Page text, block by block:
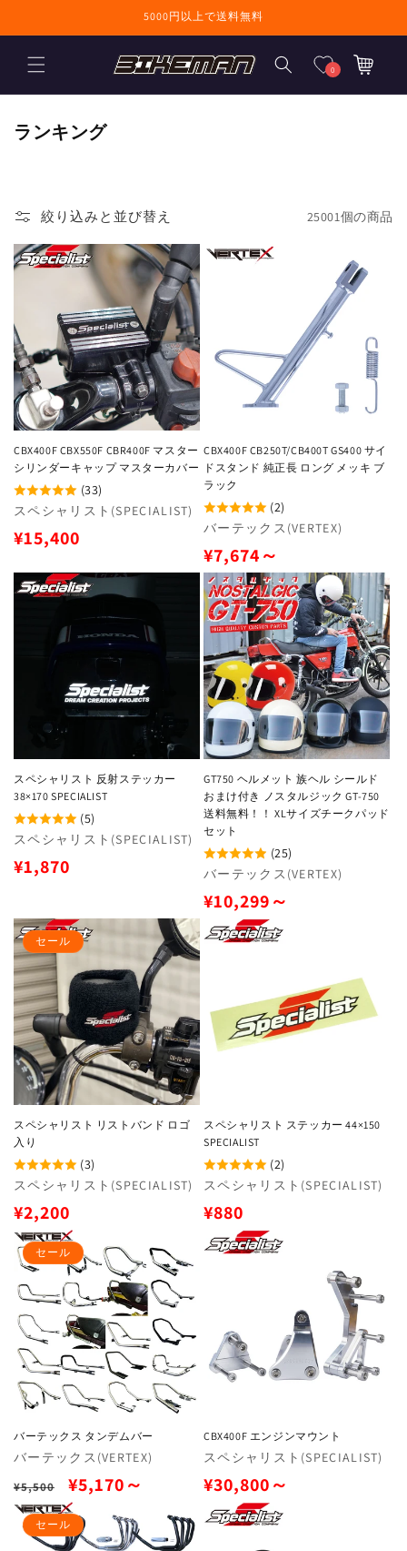
5000円以上で送料無料
0
カ
ー
コ
シ
ョ
ン
ランキング
絞り込みと並び替え 25001個の商品
CBX400F CBX550F CBR400F マスター
シリンダーキャップ マスターカバー
(33)
販
売
元:
スペシャリスト(SPECIALIST)
通
価
¥15,400
CBX400F CB250T/CB400T GS400 サイ
ドスタンド 純正長 ロング メッキ ブ
ラック
(2)
販
売
元:
バーテックス(VERTEX)
通
常
価
格
¥7,674～
スペシャリスト 反射ステッカー
38×170 SPECIALIST
(5)
販
売
元:
スペシャリスト(SPECIALIST)
通
価
格
¥1,870
GT750 ヘルメット 族ヘル シールド
おまけ付き ノスタルジック GT-750
送料無料！！ XLサイズチークパッド
セット
(25)
販
売
元:
バーテックス(VERTEX)
通
常
¥10,299～
セール
スペシャリスト リストバンド ロゴ
入り
(3)
販
売
元:
スペシャリスト(SPECIALIST)
セ
ー
ル
価
格
¥2,200
スペシャリスト ステッカー 44×150
SPECIALIST
(2)
販
売
元:
スペシャリスト(SPECIALIST)
通
常
¥880
セール
バーテックス タンデムバー
販
元:
バーテックス(VERTEX)
通
常
価
¥5,500
セ
ー
ル
¥5,170～
CBX400F エンジンマウント
販
売
元:
スペシャリスト(SPECIALIST)
通
常
¥30,800～
セール